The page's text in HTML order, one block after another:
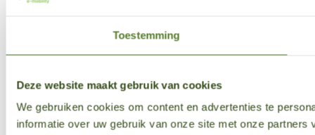
Toestemming
Deze website maakt gebruik van cookies
We gebruiken cookies om content en advertenties te
informatie over uw gebruik van onze site met onze